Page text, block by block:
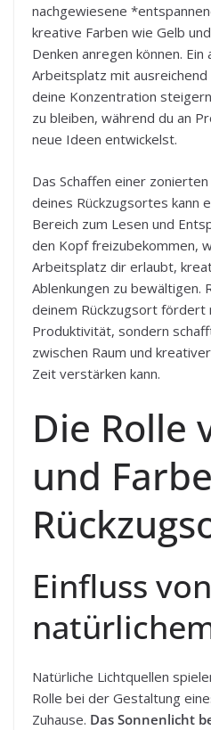
nachgewiesene
kreative Farben wie Gelb
Denken anregen können.
Arbeitsplatz mit
deine Konzentration
zu bleiben, während du an
neue Ideen entwickelst.
Das Schaffen einer
deines Rückzugsortes kann
Bereich zum Lesen und
den Kopf freizubekommen,
Arbeitsplatz dir erlaubt,
Ablenkungen zu bewältigen.
deinem Rückzugsort fördert
Produktivität, sondern
zwischen Raum und
Zeit verstärken kann.
Die Rolle
und
Einfluss von
Natürliche Lichtquellen
Rolle bei der Gestaltung
Zuhause. Das Sonnenlicht